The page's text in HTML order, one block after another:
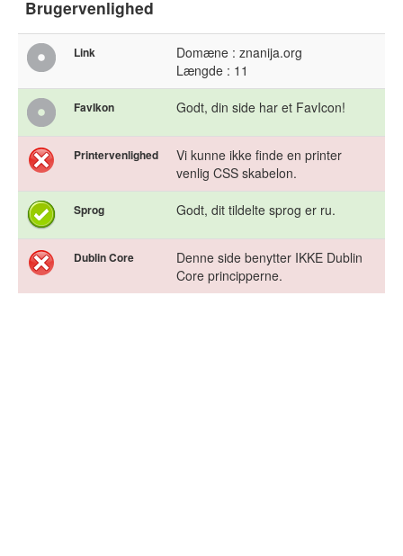
Brugervenlighed
Link
Domæne : znanija.org
Længde : 11
FavIkon Godt, din side har et FavIcon!
Printervenlighed
Vi kunne ikke finde en printer
venlig CSS skabelon.
Sprog Godt, dit tildelte sprog er ru.
Dublin Core
Denne side benytter IKKE Dublin
Core principperne.